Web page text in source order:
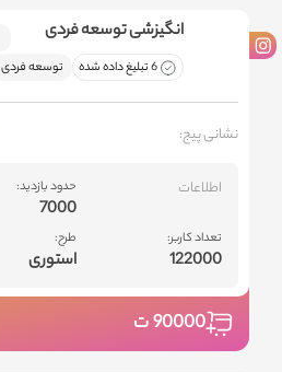
انگیزشی توسعه فردی
6 تبلیغ داده شده توسعه فردی
نشانی پیج:
اطلاعات
تعداد کاربر:
122000
حدود بازدید:
7000
طرح:
استوری
90000ت